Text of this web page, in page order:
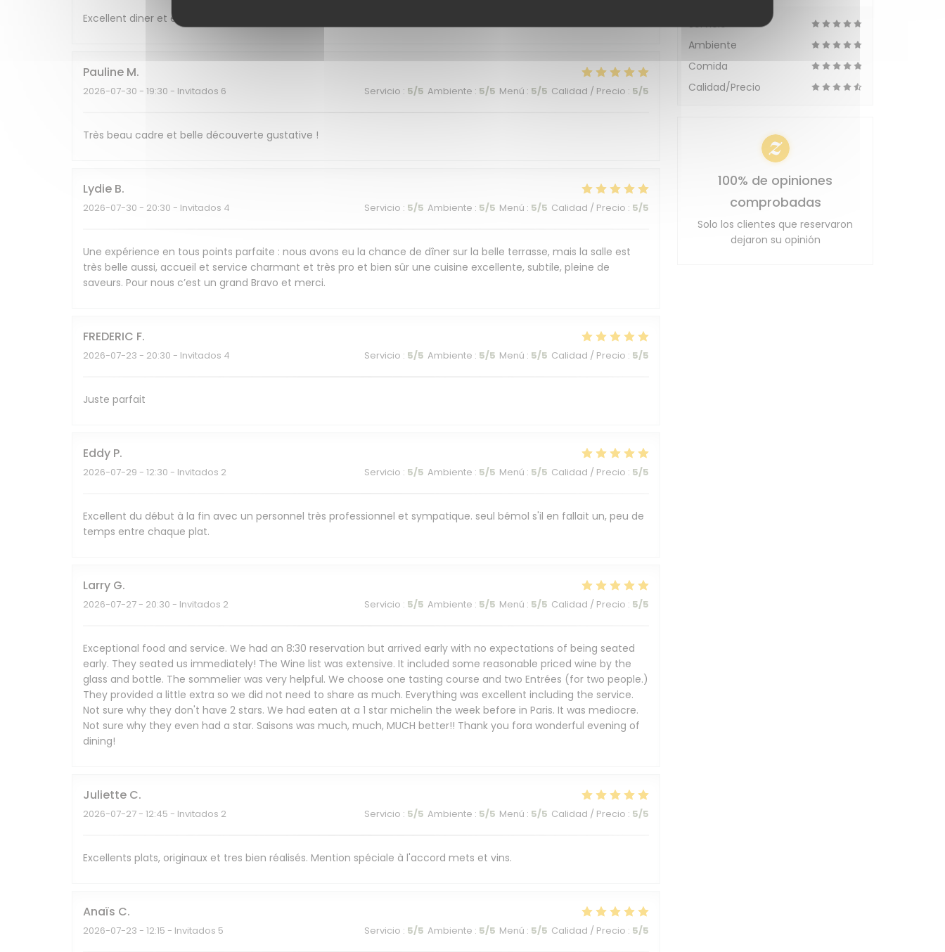
Excellent diner et excellente soirée, nous recommandons cet endroit plein de charme et de saveurs.
Pauline M
2026-07-30 - 19:30 - Invitados 6 Servicio : 5/5 Ambiente : 5/5 Menú : 5/5 Calidad / Precio : 5/5
Très beau cadre et belle découverte gustative !
Lydie B
2026-07-30 - 20:30 - Invitados 4 Servicio : 5/5 Ambiente : 5/5 Menú : 5/5 Calidad / Precio : 5/5
Une expérience en tous points parfaite : nous avons eu la chance de dîner sur la belle terrasse, mais la salle est
très belle aussi, accueil et service charmant et très pro et bien sûr une cuisine excellente, subtile, pleine de
saveurs. Pour nous c’est un grand Bravo et merci.
FREDERIC F
2026-07-23 - 20:30 - Invitados 4 Servicio : 5/5 Ambiente : 5/5 Menú : 5/5 Calidad / Precio : 5/5
Juste parfait
Eddy P
2026-07-29 - 12:30 - Invitados 2 Servicio : 5/5 Ambiente : 5/5 Menú : 5/5 Calidad / Precio : 5/5
Excellent du début à la fin avec un personnel très professionnel et sympatique. seul bémol s'il en fallait un, peu de
temps entre chaque plat.
Larry G
2026-07-27 - 20:30 - Invitados 2 Servicio : 5/5 Ambiente : 5/5 Menú : 5/5 Calidad / Precio : 5/5
Exceptional food and service. We had an 8:30 reservation but arrived early with no expectations of being seated
early. They seated us immediately! The Wine list was extensive. It included some reasonable priced wine by the
glass and bottle. The sommelier was very helpful. We choose one tasting course and two Entrées (for two people.)
They provided a little extra so we did not need to share as much. Everything was excellent including the service.
Not sure why they don't have 2 stars. We had eaten at a 1 star michelin the week before in Paris. It was mediocre.
Not sure why they even had a star. Saisons was much, much, MUCH better!! Thank you fora wonderful evening of
dining!
Juliette C
2026-07-27 - 12:45 - Invitados 2 Servicio : 5/5 Ambiente : 5/5 Menú : 5/5 Calidad / Precio : 5/5
Excellents plats, originaux et tres bien réalisés. Mention spéciale à l'accord mets et vins.
Anaïs C
2026-07-23 - 12:15 - Invitados 5 Servicio : 5/5 Ambiente : 5/5 Menú : 5/5 Calidad / Precio : 5/5
Servicio
Ambiente
Comida
Calidad/Precio
100% de opiniones
comprobadas
Solo los clientes que reservaron
dejaron su opinión